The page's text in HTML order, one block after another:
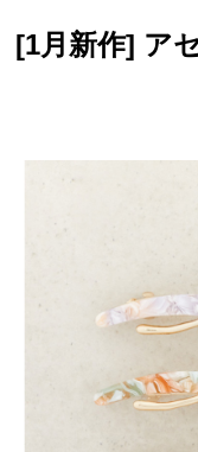
[1月新作] ア